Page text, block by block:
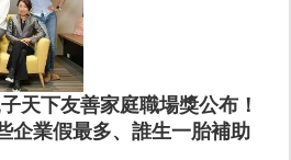
天下友善家庭職場獎公布！
企業假最多、誰生一胎補助